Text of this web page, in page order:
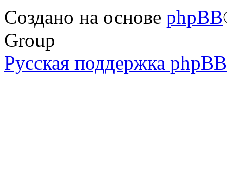
Создано на основе phpBB
Group
Русская поддержка phpBB